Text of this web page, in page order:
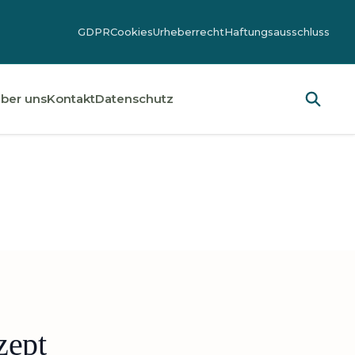
GDPRCookiesUrheberrechtHaftungsausschluss
unsKontaktDatenschutz